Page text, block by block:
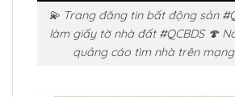
💫 Trang đăng tin bất động sản
làm giấy tờ nhà đất #QCBDS 🍄
quảng cáo tìm nhà trên